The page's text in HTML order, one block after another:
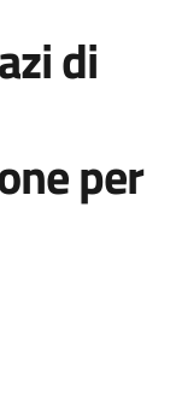
di
per